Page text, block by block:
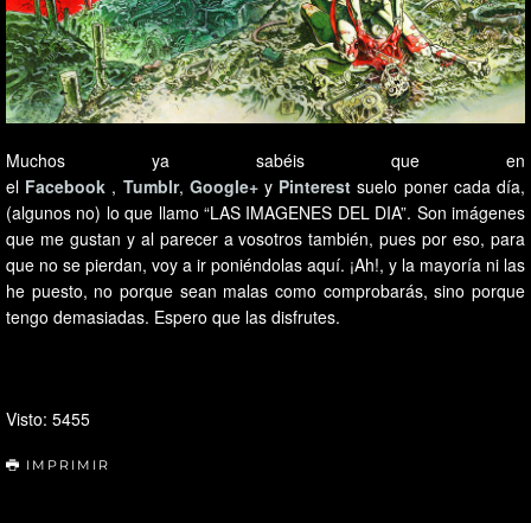
Muchos ya sabéis que en
el Facebook , Tumblr, Google+y Pinterest suelo poner cada día,
(algunos no) lo que llamo “LAS IMAGENES DEL DIA”. Son imágenes
que me gustan y al parecer a vosotros también, pues por eso, para
que no se pierdan, voy a ir poniéndolas aquí. ¡Ah!, y la mayoría ni las
he puesto, no porque sean malas como comprobarás, sino porque
tengo demasiadas. Espero que las disfrutes.
Visto: 5455
IMPRIMIR